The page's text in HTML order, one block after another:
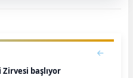
başlıyor